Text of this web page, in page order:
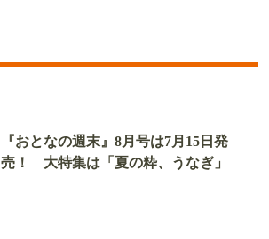
『おとなの週末』8月号は7月15日発
売！ 大特集は「夏の粋、うなぎ」